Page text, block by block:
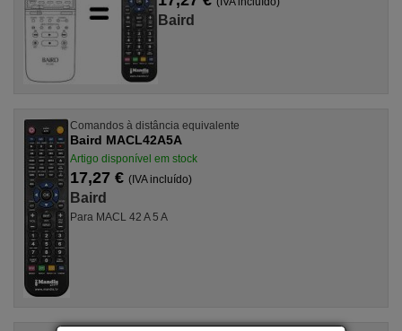
Baird
Comandos à distância equivalente
Baird MACL42A5A
Artigo disponível em stock
17,27 € (IVA incluído)
Baird
Para MACL 42 A 5 A